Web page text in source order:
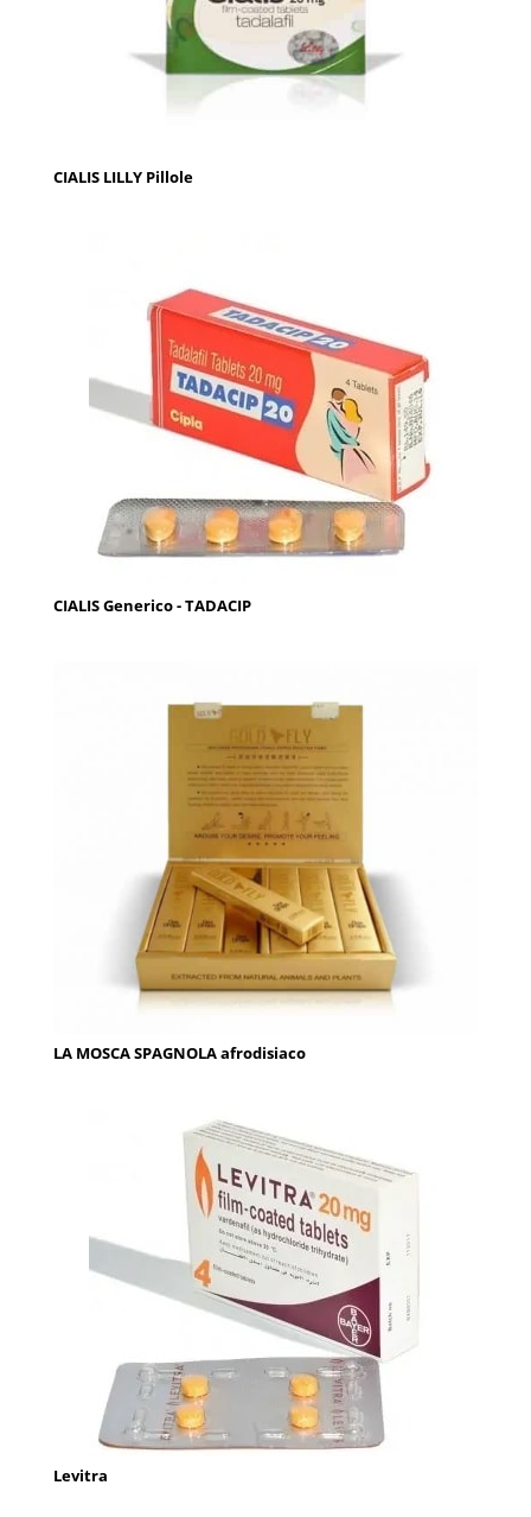
CIALIS LILLY Pillole
CIALIS Generico - TADACIP
LA MOSCA SPAGNOLA afrodisiaco
Levitra